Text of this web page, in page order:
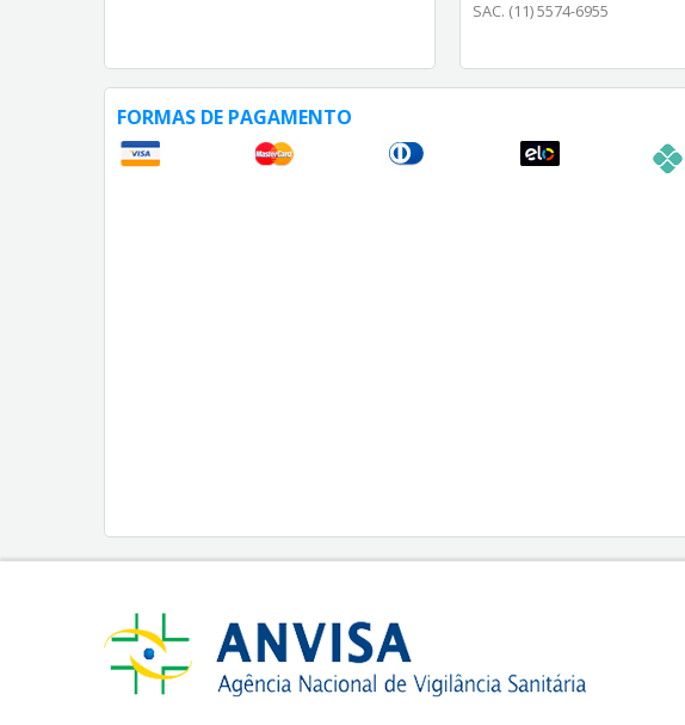
SAC. (11) 5574-6955
FORMAS DE PAGAMENTO